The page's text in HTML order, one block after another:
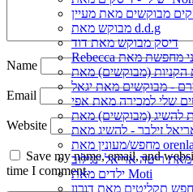
מבוקשים מאת מעיין
מבוקש מאת d.d.g
דיסק מבוקש מאת דוד
- מבוקשים מאת יגאל
שלי למכירה מאת אפי
מחפש/מעונין מאת orenla
ריטה אריאל ינגילוב
ילדים מאת Moti
תקליטים מאת דורון
Name
Email
Website
Save my name, email, and
time I comment.